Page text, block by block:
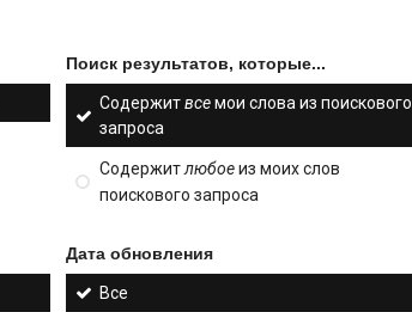
Поиск результатов, которые...
Содержитвсемои слова из поискового
запроса
Содержитлюбоеиз моих слов
поискового запроса
Дата обновления
Все